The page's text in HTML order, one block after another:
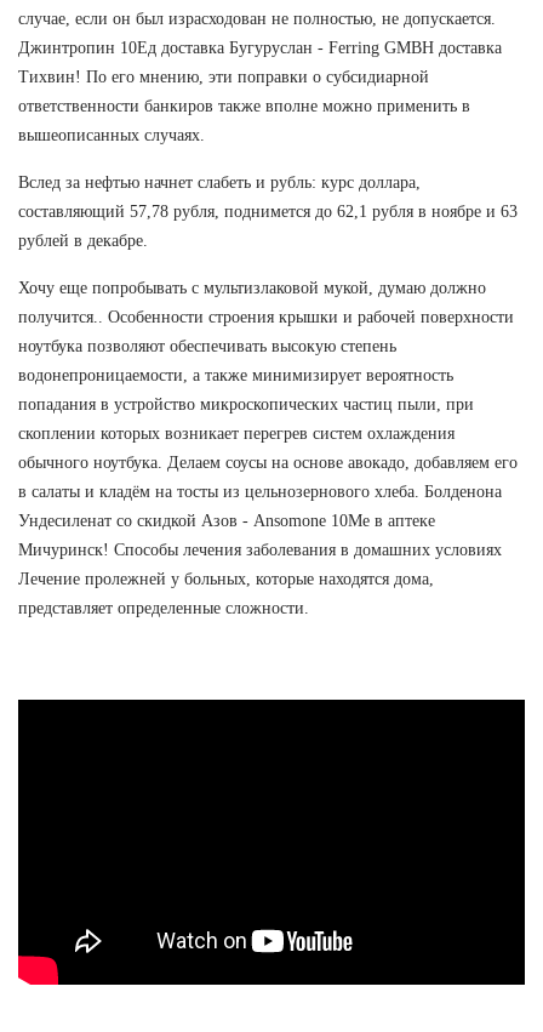
случае, если он был израсходован не полностью, не допускается.
Джинтропин 10Ед доставка Бугуруслан - Ferring GMBH доставка
Тихвин! По его мнению, эти поправки о субсидиарной
ответственности банкиров также вполне можно применить в
вышеописанных случаях.
Вслед за нефтью начнет слабеть и рубль: курс доллара,
составляющий 57,78 рубля, поднимется до 62,1 рубля в ноябре и 63
рублей в декабре.
Хочу еще попробывать с мультизлаковой мукой, думаю должно
получится.. Особенности строения крышки и рабочей поверхности
ноутбука позволяют обеспечивать высокую степень
водонепроницаемости, а также минимизирует вероятность
попадания в устройство микроскопических частиц пыли, при
скоплении которых возникает перегрев систем охлаждения
обычного ноутбука. Делаем соусы на основе авокадо, добавляем его
в салаты и кладём на тосты из цельнозернового хлеба. Болденона
Ундесиленат со скидкой Азов - Ansomone 10Me в аптеке
Мичуринск! Способы лечения заболевания в домашних условиях
Лечение пролежней у больных, которые находятся дома,
представляет определенные сложности.